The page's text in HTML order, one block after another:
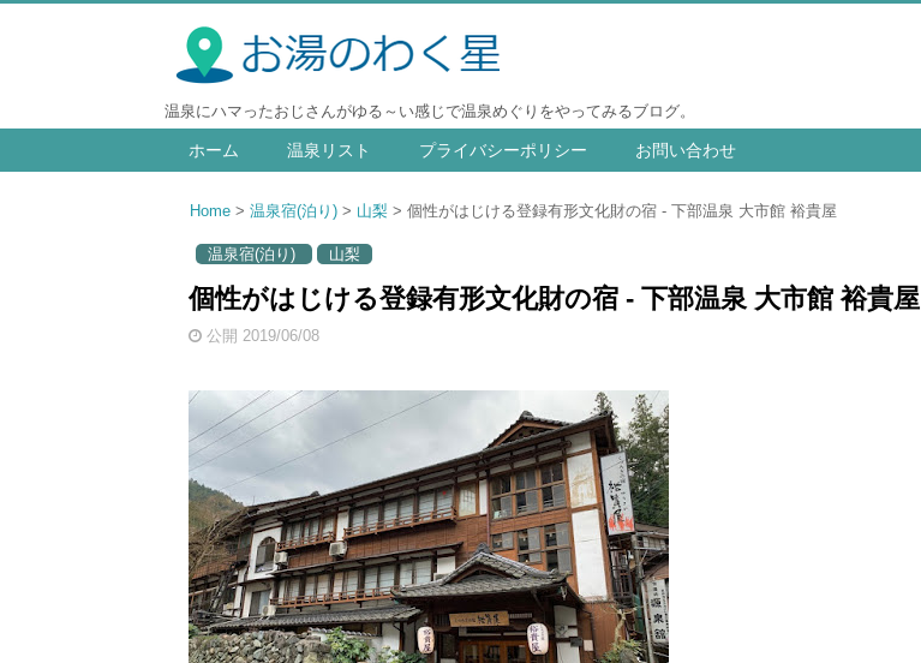
温泉にハマったおじさんがゆる～い感じで温泉めぐりをやってみるブログ。
ホーム 温泉リスト プライバシーポリシー お問い合わせ
Home 温泉宿(泊り) 山梨 個性がはじける登録有形文化財の宿 - 下部温泉 大市館 裕貴屋
温泉宿(泊り) 山梨
個性がはじける登録有形文化財の宿 - 下部温泉 大市館 裕貴屋
公開 2019/06/08